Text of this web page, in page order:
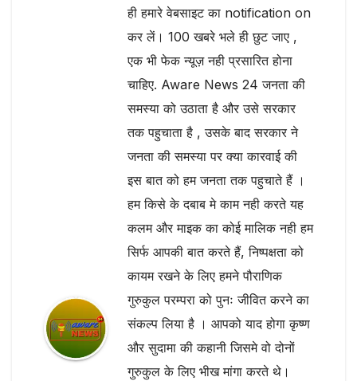
ही हमारे वेबसाइट का notification on
कर लें। 100 खबरे भले ही छुट जाए ,
एक भी फेक न्यूज़ नही प्रसारित होना
चाहिए. Aware News 24 जनता की
समस्या को उठाता है और उसे सरकार
तक पहुचाता है , उसके बाद सरकार ने
जनता की समस्या पर क्या कारवाई की
इस बात को हम जनता तक पहुचाते हैं ।
हम किसे के दबाब मे काम नही करते यह
कलम और माइक का कोई मालिक नही हम
सिर्फ आपकी बात करते हैं, निष्पक्षता को
कायम रखने के लिए हमने पौराणिक
गुरुकुल परम्परा को पुनः जीवित करने का
संकल्प लिया है । आपको याद होगा कृष्ण
और सुदामा की कहानी जिसमे वो दोनों
गुरुकुल के लिए भीख मांगा करते थे।